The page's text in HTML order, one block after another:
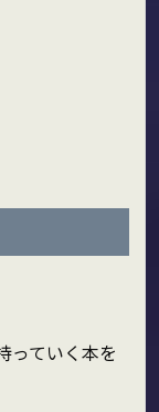
っていく本を